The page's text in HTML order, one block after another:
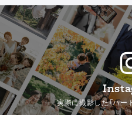
実際に撮影した「ハー